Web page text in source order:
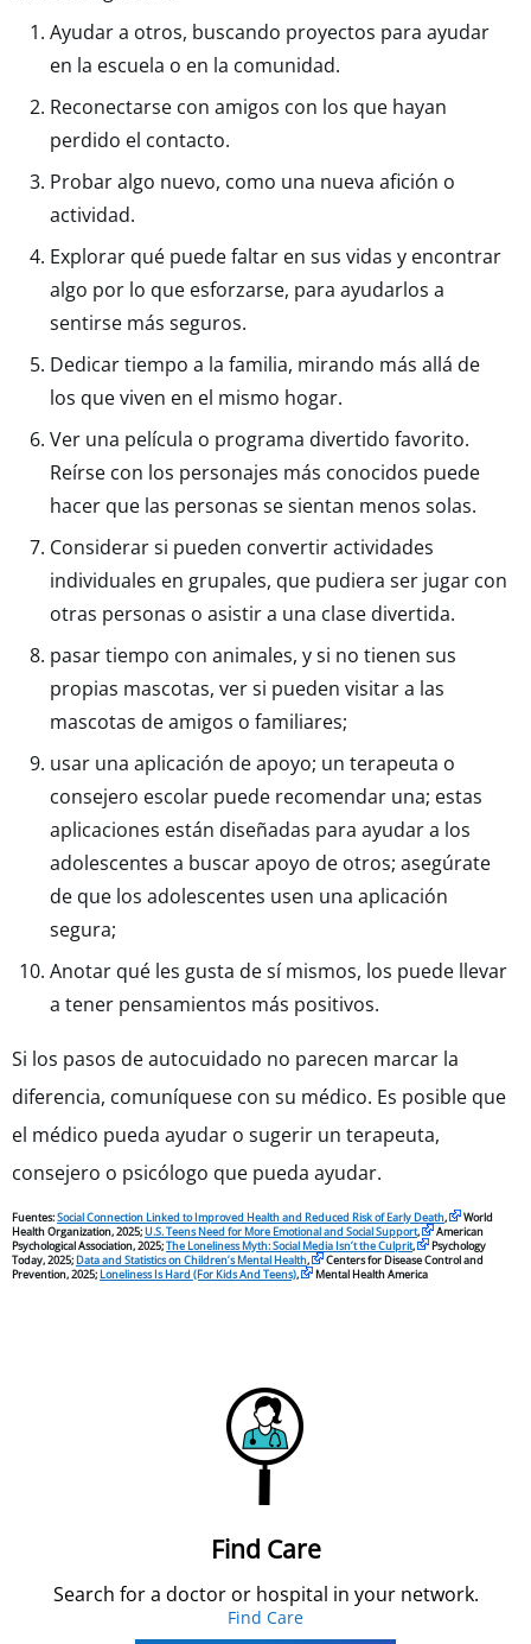
Ayudar a otros, buscando proyectos para ayudar
en la escuela o en la comunidad.
Reconectarse con amigos con los que hayan
perdido el contacto.
Probar algo nuevo, como una nueva afición o
actividad.
Explorar qué puede faltar en sus vidas y encontrar
algo por lo que esforzarse, para ayudarlos a
sentirse más seguros.
Dedicar tiempo a la familia, mirando más allá de
los que viven en el mismo hogar.
Ver una película o programa divertido favorito.
Reírse con los personajes más conocidos puede
hacer que las personas se sientan menos solas.
Considerar si pueden convertir actividades
individuales en grupales, que pudiera ser jugar con
otras personas o asistir a una clase divertida.
pasar tiempo con animales, y si no tienen sus
propias mascotas, ver si pueden visitar a las
mascotas de amigos o familiares;
usar una aplicación de apoyo; un terapeuta o
consejero escolar puede recomendar una; estas
aplicaciones están diseñadas para ayudar a los
adolescentes a buscar apoyo de otros; asegúrate
de que los adolescentes usen una aplicación
segura;
Anotar qué les gusta de sí mismos, los puede llevar
a tener pensamientos más positivos.
Si los pasos de autocuidado no parecen marcar la
diferencia, comuníquese con su médico. Es posible que
el médico pueda ayudar o sugerir un terapeuta,
consejero o psicólogo que pueda ayudar.
Fuentes:Social Connection Linked to Improved Health and Reduced Risk of Early Death,
World
Health Organization, 2025;U.S. Teens Need for More Emotional and Social Support,
American
Psychological Association, 2025;The Loneliness Myth: Social Media Isn’t the Culprit,
Psychology
Today, 2025; Data and Statistics on Children’s Mental Health,
Centers for Disease Control and
Prevention, 2025; Loneliness Is Hard (For Kids And Teens), Mental Health America
Find Care
Search for a doctor or hospital in your network.
Find Care